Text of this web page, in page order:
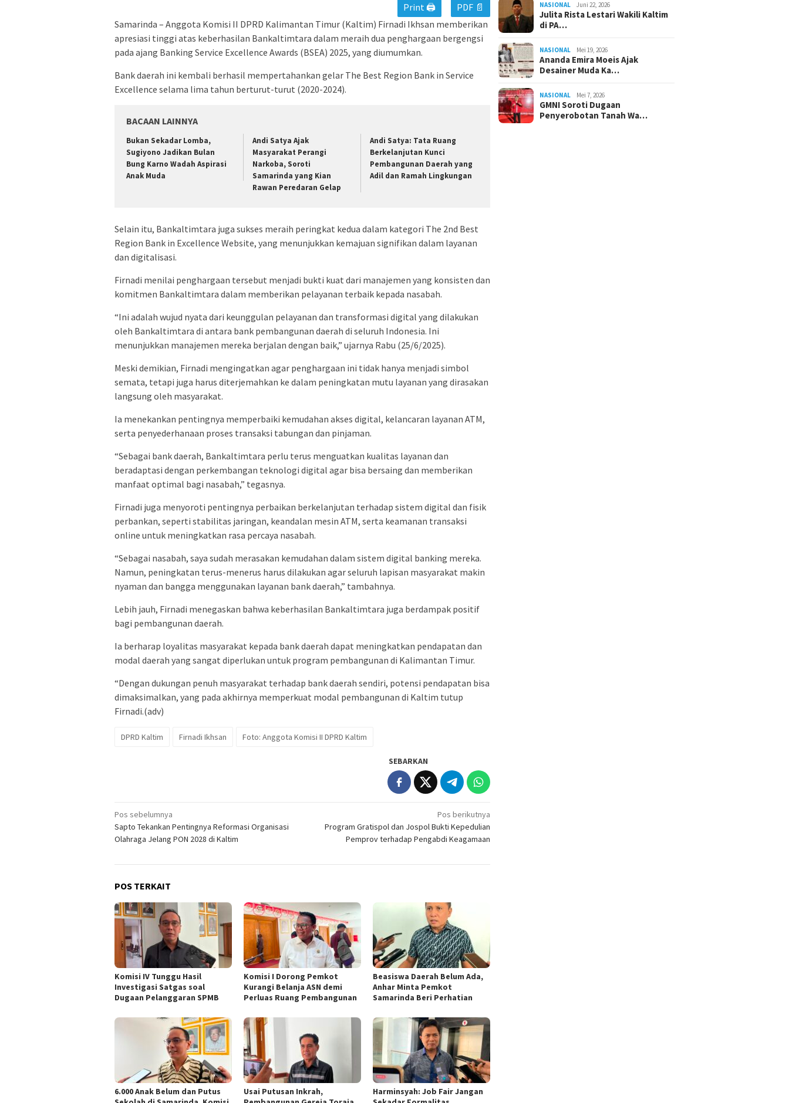
Print 🖨
PDF 📄
Samarinda – Anggota Komisi II DPRD Kalimantan Timur (Kaltim) Firnadi Ikhsan memberikan
apresiasi tinggi atas keberhasilan Bankaltimtara dalam meraih dua penghargaan bergengsi
pada ajang Banking Service Excellence Awards (BSEA) 2025, yang diumumkan.
Bank daerah ini kembali berhasil mempertahankan gelar The Best Region Bank in Service
Excellence selama lima tahun berturut-turut (2020-2024).
BACAAN LAINNYA
Bukan Sekadar Lomba,
Sugiyono Jadikan Bulan
Bung Karno Wadah Aspirasi
Anak Muda
Andi Satya Ajak
Masyarakat Perangi
Narkoba, Soroti
Samarinda yang Kian
Rawan Peredaran Gelap
Andi Satya: Tata Ruang
Berkelanjutan Kunci
Pembangunan Daerah yang
Adil dan Ramah Lingkungan
Selain itu, Bankaltimtara juga sukses meraih peringkat kedua dalam kategori The 2nd Best
Region Bank in Excellence Website, yang menunjukkan kemajuan signifikan dalam layanan
dan digitalisasi.
Firnadi menilai penghargaan tersebut menjadi bukti kuat dari manajemen yang konsisten dan
komitmen Bankaltimtara dalam memberikan pelayanan terbaik kepada nasabah.
“Ini adalah wujud nyata dari keunggulan pelayanan dan transformasi digital yang dilakukan
oleh Bankaltimtara di antara bank pembangunan daerah di seluruh Indonesia. Ini
menunjukkan manajemen mereka berjalan dengan baik,” ujarnya Rabu (25/6/2025).
Meski demikian, Firnadi mengingatkan agar penghargaan ini tidak hanya menjadi simbol
semata, tetapi juga harus diterjemahkan ke dalam peningkatan mutu layanan yang dirasakan
langsung oleh masyarakat.
Ia menekankan pentingnya memperbaiki kemudahan akses digital, kelancaran layanan ATM,
serta penyederhanaan proses transaksi tabungan dan pinjaman.
“Sebagai bank daerah, Bankaltimtara perlu terus menguatkan kualitas layanan dan
beradaptasi dengan perkembangan teknologi digital agar bisa bersaing dan memberikan
manfaat optimal bagi nasabah,” tegasnya.
Firnadi juga menyoroti pentingnya perbaikan berkelanjutan terhadap sistem digital dan fisik
perbankan, seperti stabilitas jaringan, keandalan mesin ATM, serta keamanan transaksi
online untuk meningkatkan rasa percaya nasabah.
“Sebagai nasabah, saya sudah merasakan kemudahan dalam sistem digital banking mereka.
Namun, peningkatan terus-menerus harus dilakukan agar seluruh lapisan masyarakat makin
nyaman dan bangga menggunakan layanan bank daerah,” tambahnya.
Lebih jauh, Firnadi menegaskan bahwa keberhasilan Bankaltimtara juga berdampak positif
bagi pembangunan daerah.
Ia berharap loyalitas masyarakat kepada bank daerah dapat meningkatkan pendapatan dan
modal daerah yang sangat diperlukan untuk program pembangunan di Kalimantan Timur.
“Dengan dukungan penuh masyarakat terhadap bank daerah sendiri, potensi pendapatan bisa
dimaksimalkan, yang pada akhirnya memperkuat modal pembangunan di Kaltim tutup
Firnadi.(adv)
DPRD Kaltim Firnadi Ikhsan Foto: Anggota Komisi II DPRD Kaltim
SEBARKAN
Navigasi
pos
Pos sebelumnya
Sapto Tekankan Pentingnya Reformasi Organisasi
Olahraga Jelang PON 2028 di Kaltim
Pos berikutnya
Program Gratispol dan Jospol Bukti Kepedulian
Pemprov terhadap Pengabdi Keagamaan
POS TERKAIT
Komisi IV Tunggu Hasil
Investigasi Satgas soal
Dugaan Pelanggaran SPMB
Komisi I Dorong Pemkot
Kurangi Belanja ASN demi
Perluas Ruang Pembangunan
Beasiswa Daerah Belum Ada,
Anhar Minta Pemkot
Samarinda Beri Perhatian
6.000 Anak Belum dan Putus
Usai Putusan Inkrah,
Harminsyah: Job Fair Jangan
NASIONAL Juni 22, 2026
Julita Rista Lestari Wakili Kaltim
di PA…
NASIONAL Mei 19, 2026
Ananda Emira Moeis Ajak
Desainer Muda Ka…
NASIONAL Mei 7, 2026
GMNI Soroti Dugaan
Penyerobotan Tanah Wa…